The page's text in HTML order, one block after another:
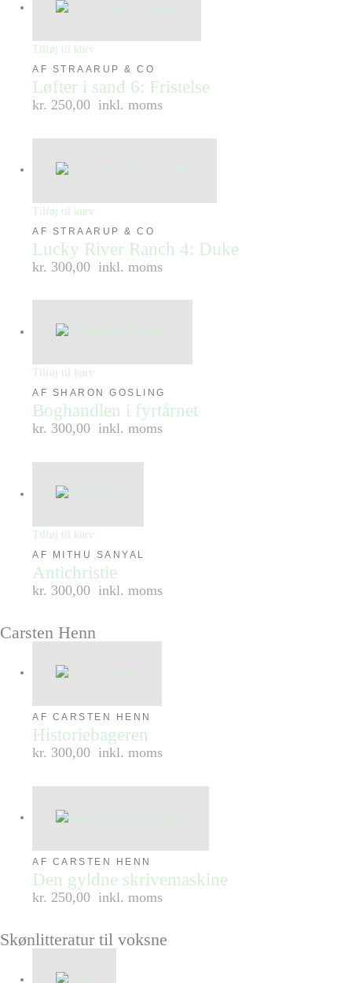
Tilføj til kurv
AF STRAARUP & CO
Løfter i sand 6: Fristelse
kr. 250,00 inkl. moms
Tilføj til kurv
AF STRAARUP & CO
Lucky River Ranch 4: Duke
kr. 300,00 inkl. moms
Tilføj til kurv
AF SHARON GOSLING
Boghandlen i fyrtårnet
kr. 300,00 inkl. moms
Tilføj til kurv
AF MITHU SANYAL
Antichristie
kr. 300,00 inkl. moms
Carsten Henn
AF CARSTEN HENN
Historiebageren
kr. 300,00 inkl. moms
AF CARSTEN HENN
Den gyldne skrivemaskine
kr. 250,00 inkl. moms
Skønlitteratur til voksne